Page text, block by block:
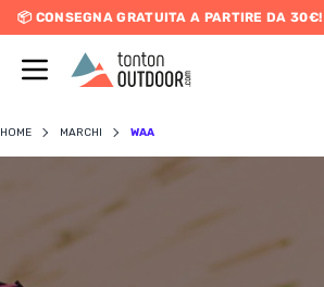
content
📦 CONSEGNA GRATUITA A PARTIRE DA 30€!
HOME MARCHI WAA